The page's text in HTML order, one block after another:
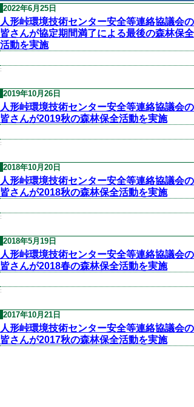
2022年6月25日
人形峠環境技術センター安全等連絡協議会の
皆さんが協定期間満了による最後の森林保全
活動を実施
:
2019年10月26日
人形峠環境技術センター安全等連絡協議会の
皆さんが2019秋の森林保全活動を実施
:
2018年10月20日
人形峠環境技術センター安全等連絡協議会の
皆さんが2018秋の森林保全活動を実施
:
2018年5月19日
人形峠環境技術センター安全等連絡協議会の
皆さんが2018春の森林保全活動を実施
:
2017年10月21日
人形峠環境技術センター安全等連絡協議会の
皆さんが2017秋の森林保全活動を実施